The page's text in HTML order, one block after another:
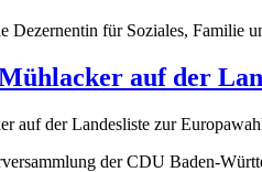
Dezernentin für Soziales, Familie
auf der
der CDU Baden-